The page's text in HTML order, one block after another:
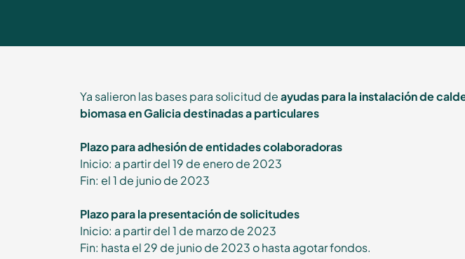
Ya salieron las bases para solicitud deayudas para la instalación de
biomasa en Galicia destinadas a particulares
Plazo para adhesión de entidades colaboradoras
Inicio: a partir del 19 de enero de 2023
Fin: el1 de junio de 2023
Plazo para la presentación de solicitudes
Inicio: a partir del 1 de marzo de 2023
Fin: hasta el 29 de junio de 2023 o hasta agotar fondos.